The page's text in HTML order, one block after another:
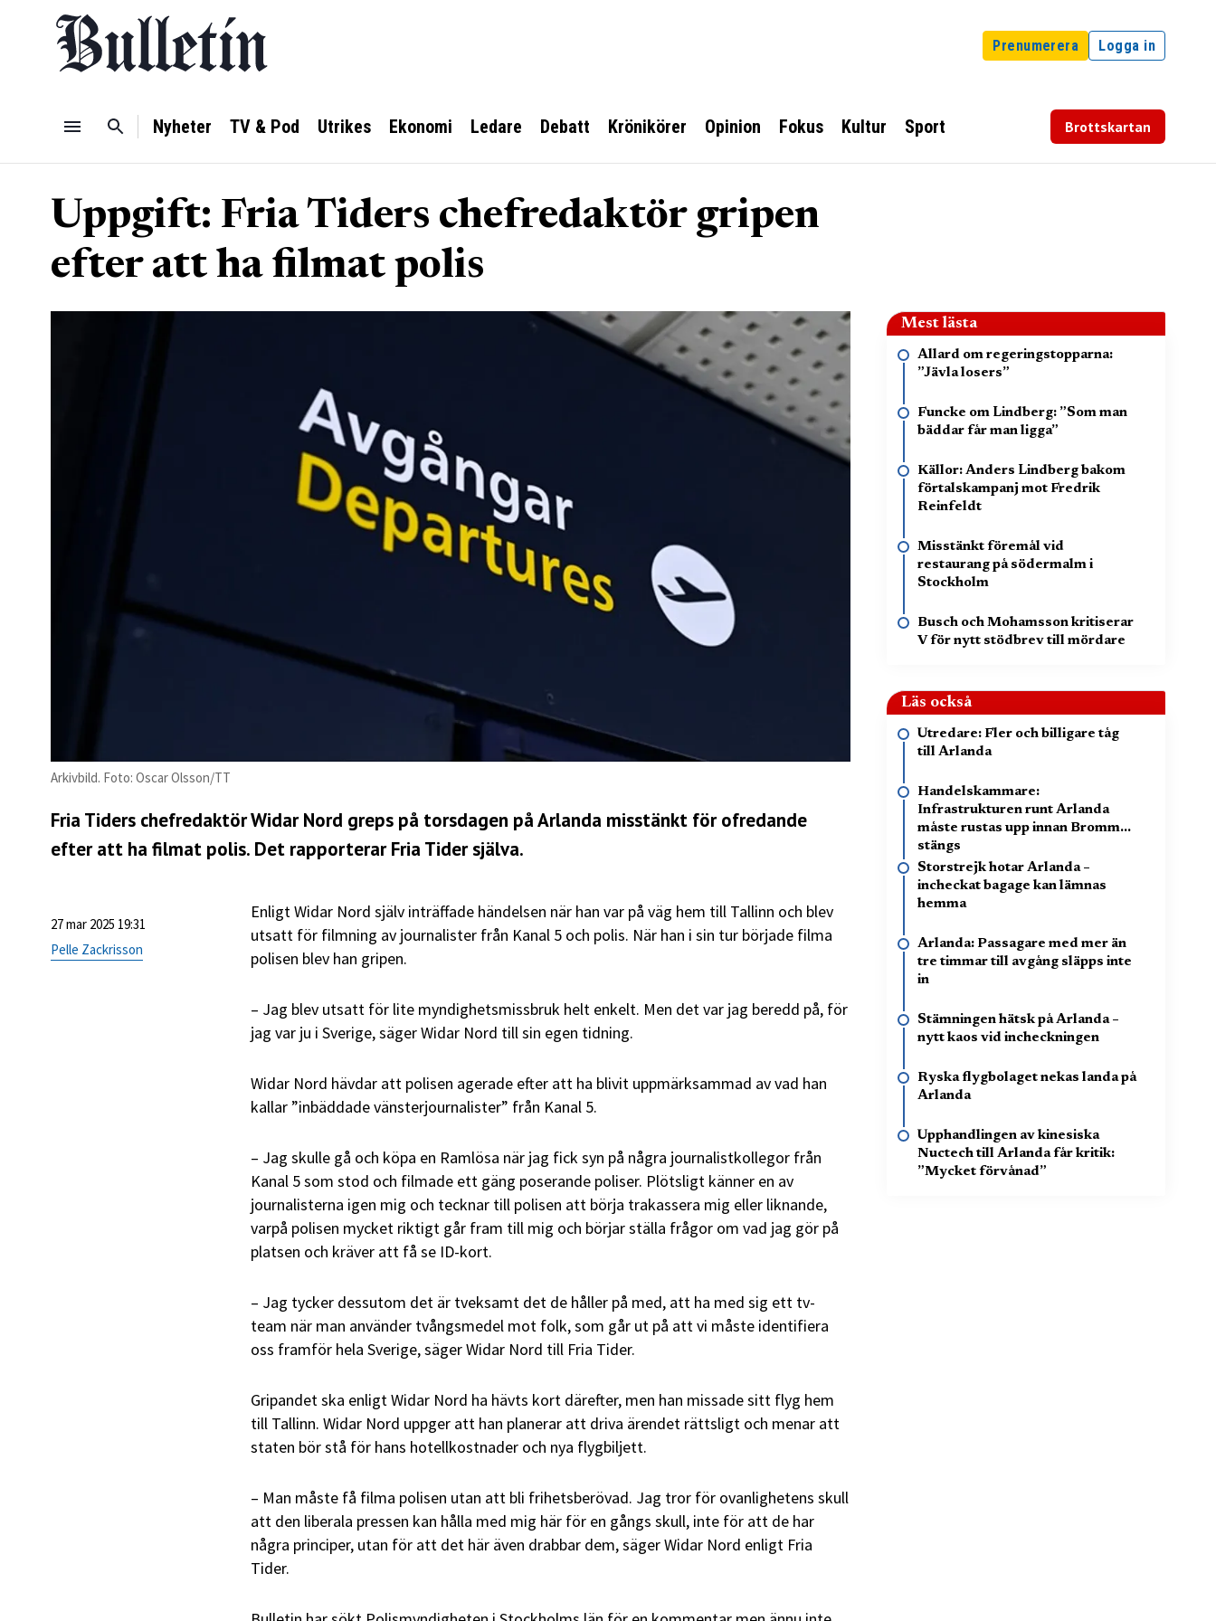
Prenumerera Logga in
Nyheter TV & Pod Utrikes Ekonomi Ledare Debatt Krönikörer Opinion Fokus Kultur Sport Brottskartan
Uppgift: Fria Tiders chefredaktör gripen
efter att ha filmat polis
Arkivbild. Foto: Oscar Olsson/TT
Fria Tiders chefredaktör Widar Nord greps på torsdagen på Arlanda misstänkt för ofredande
efter att ha filmat polis. Det rapporterar Fria Tider själva.
27 mar 2025 19:31
Pelle Zackrisson
Enligt Widar Nord själv inträffade händelsen när han var på väg hem till Tallinn och blev
utsatt för filmning av journalister från Kanal 5 och polis. När han i sin tur började filma
polisen blev han gripen.
– Jag blev utsatt för lite myndighetsmissbruk helt enkelt. Men det var jag beredd på, för
jag var ju i Sverige, säger Widar Nord till sin egen tidning.
Widar Nord hävdar att polisen agerade efter att ha blivit uppmärksammad av vad han
kallar ”inbäddade vänsterjournalister” från Kanal 5.
– Jag skulle gå och köpa en Ramlösa när jag fick syn på några journalistkollegor från
Kanal 5 som stod och filmade ett gäng poserande poliser. Plötsligt känner en av
journalisterna igen mig och tecknar till polisen att börja trakassera mig eller liknande,
varpå polisen mycket riktigt går fram till mig och börjar ställa frågor om vad jag gör på
platsen och kräver att få se ID-kort.
– Jag tycker dessutom det är tveksamt det de håller på med, att ha med sig ett tv-
team när man använder tvångsmedel mot folk, som går ut på att vi måste identifiera
oss framför hela Sverige, säger Widar Nord till Fria Tider.
Gripandet ska enligt Widar Nord ha hävts kort därefter, men han missade sitt flyg hem
till Tallinn. Widar Nord uppger att han planerar att driva ärendet rättsligt och menar att
staten bör stå för hans hotellkostnader och nya flygbiljett.
– Man måste få filma polisen utan att bli frihetsberövad. Jag tror för ovanlighetens skull
att den liberala pressen kan hålla med mig här för en gångs skull, inte för att de har
några principer, utan för att det här även drabbar dem, säger Widar Nord enligt Fria
Tider.
Mest lästa
Allard om regeringstopparna:
”Jävla losers”
Funcke om Lindberg: ”Som man
bäddar får man ligga”
Källor: Anders Lindberg bakom
förtalskampanj mot Fredrik
Reinfeldt
Misstänkt föremål vid
restaurang på södermalm i
Stockholm
Busch och Mohamsson kritiserar
V för nytt stödbrev till mördare
Läs också
Utredare: Fler och billigare tåg
till Arlanda
Handelskammare:
Infrastrukturen runt Arlanda
måste rustas upp innan Bromma
stängs
Storstrejk hotar Arlanda –
incheckat bagage kan lämnas
hemma
Arlanda: Passagare med mer än
tre timmar till avgång släpps inte
in
Stämningen hätsk på Arlanda –
nytt kaos vid incheckningen
Ryska flygbolaget nekas landa på
Arlanda
Upphandlingen av kinesiska
Nuctech till Arlanda får kritik:
”Mycket förvånad”